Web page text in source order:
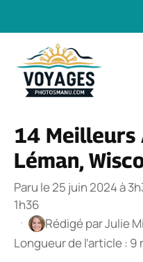
contenu
14 Meilleurs
Léman,
Paru le 25 juin 2024 à
1h36
·
Rédigé parJulie
Longueur de l’article :